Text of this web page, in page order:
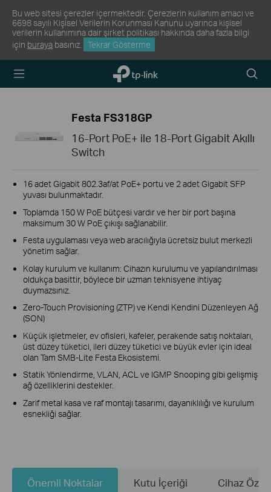
Bu web sitesi çerezler içermektedir. Çerezlerin kullanım amacı ve
6698 sayılı Kişisel Verilerin Korunması Kanunu uyarınca kişisel
verilerin kullanımına dair şirket politikası hakkında daha fazla bilgi
için buraya basınız. Tekrar Gösterme
TP-Link,
Reliably
Arama
Festa FS318GP
16-Port PoE+ ile 18-Port Gigabit Akıllı
Switch
16 adet Gigabit 802.3af/at PoE+ portu ve 2 adet Gigabit SFP
yuvası bulunmaktadır.
Toplamda 150 W PoE bütçesi vardır ve her bir port başına
maksimum 30 W PoE çıkışı sağlanabilir.
Festa uygulaması veya web aracılığıyla ücretsiz bulut merkezli
yönetim sağlar.
Kolay kurulum ve kullanım: Cihazın kurulumu ve yapılandırılması
oldukça basittir, böylece bir uzman teknisyene ihtiyaç
duymazsınız.
Zero-Touch Provisioning (ZTP) ve Kendi Kendini Düzenleyen Ağ
(SON)
Küçük işletmeler, ev ofisleri, kafeler, perakende satış noktaları,
üst düzey tüketici, ileri düzey tüketici ve büyük evler için ideal
olan Tam SMB-Lite Festa Ekosistemi.
Statik Yönlendirme, VLAN, ACL ve IGMP Snooping gibi gelişmiş
ağ özelliklerini destekler.
Zarif metal kasa ve raf montajı tasarımı, dayanıklılığı ve kurulum
esnekliği sağlar.
Önemli Noktalar Kutu İçeriği Cihaz